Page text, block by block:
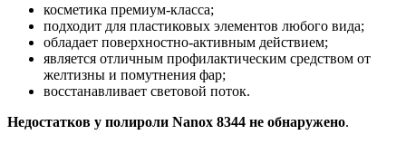
косметика премиум-класса;
подходит для пластиковых элементов любого вида;
обладает поверхностно-активным действием;
является отличным профилактическим средством от
желтизны и помутнения фар;
восстанавливает световой поток.
Недостатков у полироли Nanox 8344 не обнаружено.